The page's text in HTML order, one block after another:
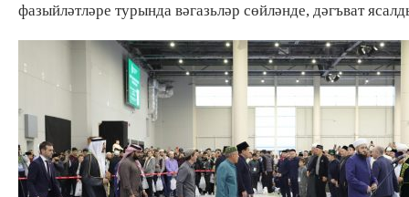
фазыйләтләре турында вәгазьләр сөйләнде, дәгъват